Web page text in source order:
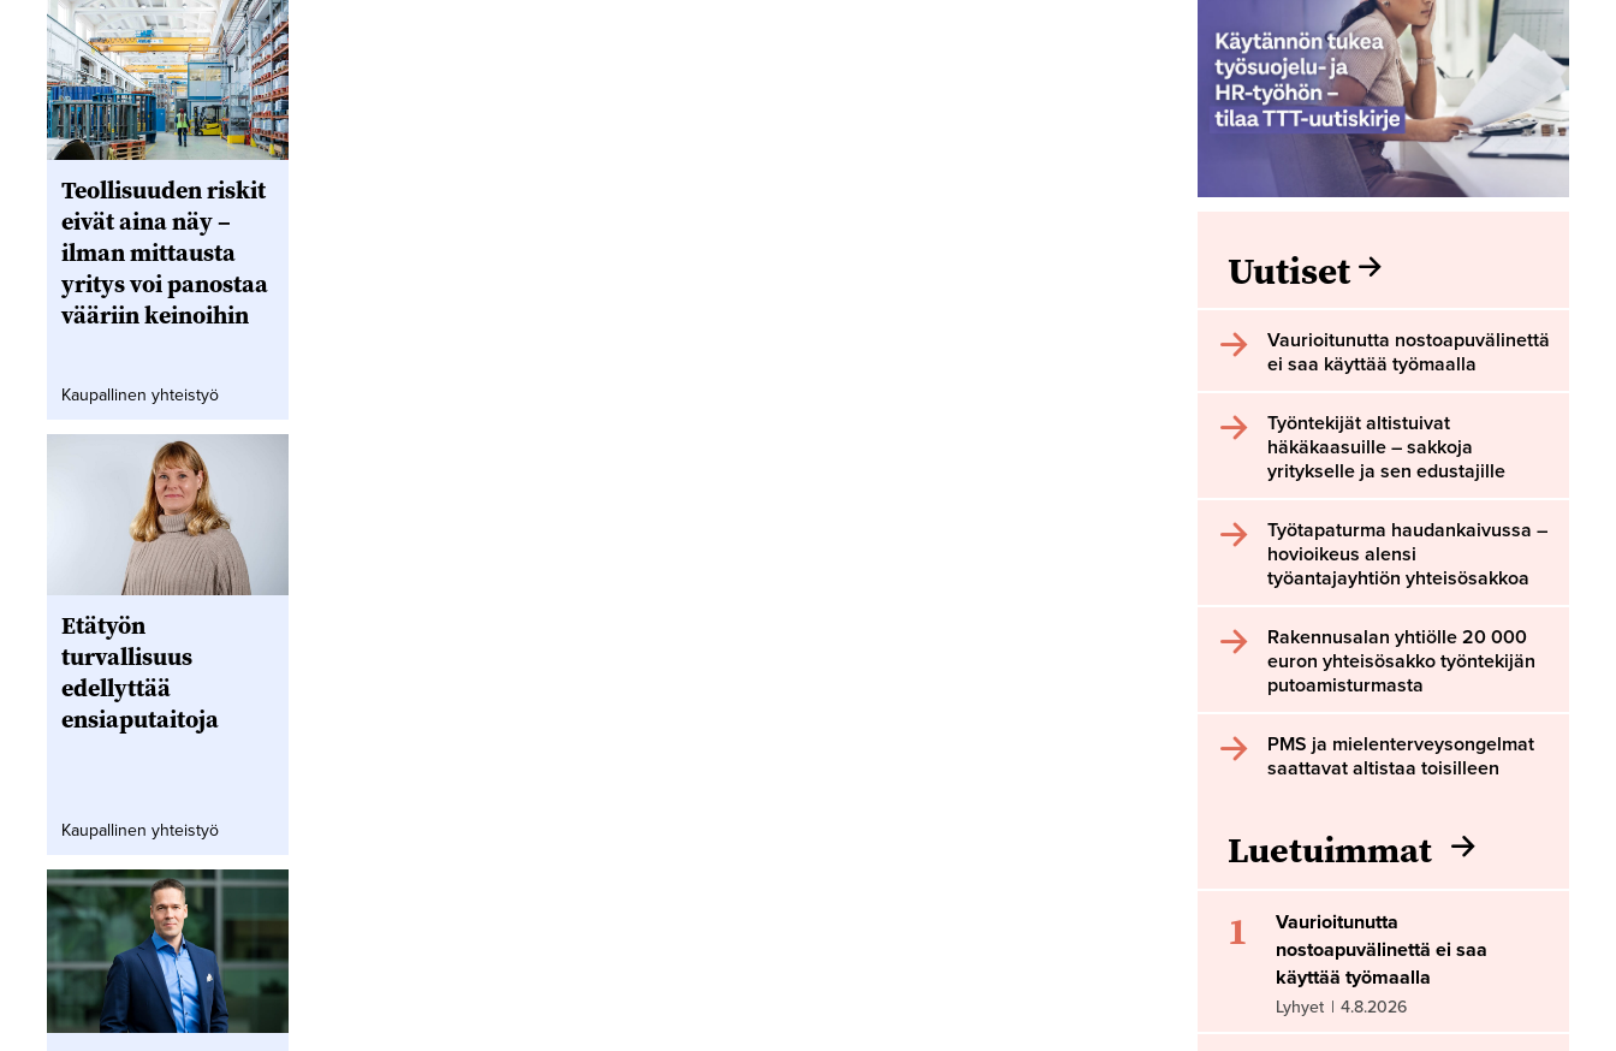
Teollisuuden riskit
eivät aina näy –
ilman mittausta
yritys voi panostaa
vääriin keinoihin
Kaupallinen yhteistyö
Etätyön
turvallisuus
edellyttää
ensiaputaitoja
Kaupallinen yhteistyö
Uutiset
Vaurioitunutta nostoapuvälinettä
ei saa käyttää työmaalla
Työntekijät altistuivat
häkäkaasuille – sakkoja
yritykselle ja sen edustajille
Työtapaturma haudankaivussa –
hovioikeus alensi
työantajayhtiön yhteisösakkoa
Rakennusalan yhtiölle 20 000
euron yhteisösakko työntekijän
putoamisturmasta
PMS ja mielenterveysongelmat
saattavat altistaa toisilleen
Luetuimmat
1
Vaurioitunutta
nostoapuvälinettä ei saa
käyttää työmaalla
Lyhyet | 4.8.2026